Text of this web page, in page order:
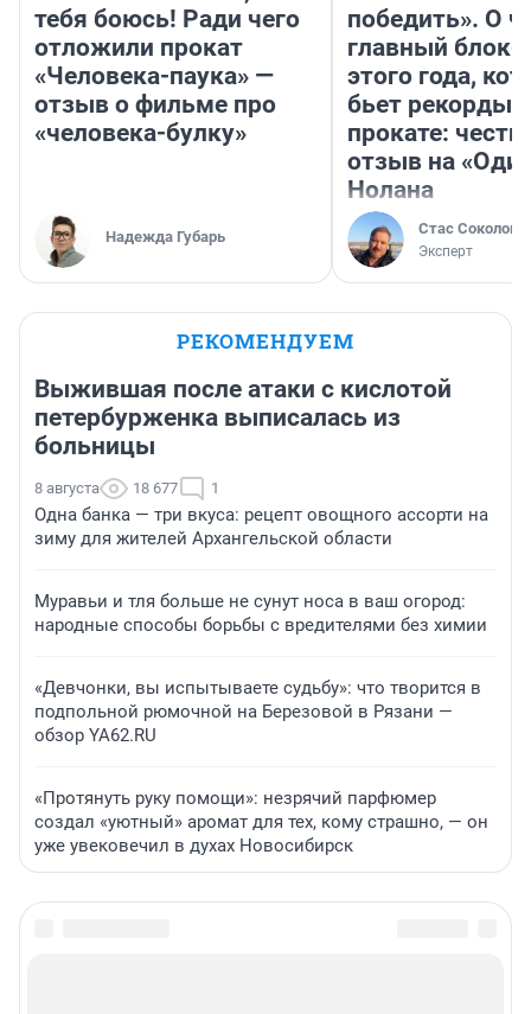
тебя боюсь! Ради чего
отложили прокат
«Человека-паука» —
отзыв о фильме про
«человека-булку»
Надежда Губарь
победить». О
главный
этого года,
бьет рекорды в
прокате:
отзыв на
Нолана
Стас Соколов
Эксперт
РЕКОМЕНДУЕМ
Выжившая после атаки с кислотой
петербурженка выписалась из
больницы
8 августа 18 677 1
Одна банка — три вкуса: рецепт овощного ассорти на
зиму для жителей Архангельской области
Муравьи и тля больше не сунут носа в ваш огород:
народные способы борьбы с вредителями без химии
«Девчонки, вы испытываете судьбу»: что творится в
подпольной рюмочной на Березовой в Рязани —
обзор YA62.RU
«Протянуть руку помощи»: незрячий парфюмер
создал «уютный» аромат для тех, кому страшно, — он
уже увековечил в духах Новосибирск